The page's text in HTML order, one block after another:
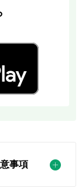
事項